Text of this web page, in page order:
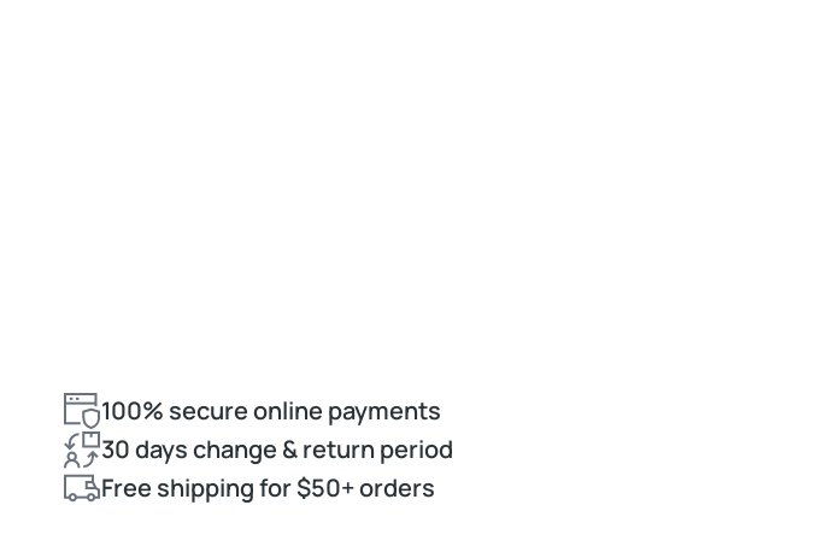
100% secure online payments
30 days change & return period
Free shipping for $50+ orders